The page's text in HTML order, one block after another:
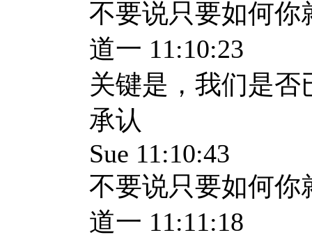
不要说只要如何你
道一 11:10:23
关键是，我们是
承认
Sue 11:10:43
不要说只要如何你
道一 11:11:18